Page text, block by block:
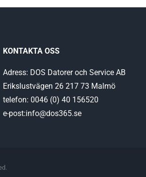
KONTAKTA OSS
Adress: DOS Datorer och Service AB
Erikslustvägen 26 217 73 Malmö
telefon: 0046 (0) 40 156520
e-post:info@dos365.se